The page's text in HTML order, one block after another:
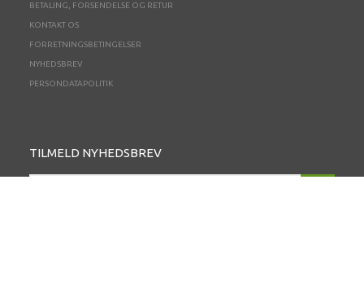
BETALING, FORSENDELSE OG RETUR
KONTAKT OS
FORRETNINGSBETINGELSER
NYHEDSBREV
PERSONDATAPOLITIK
TILMELD NYHEDSBREV
EMAIL-